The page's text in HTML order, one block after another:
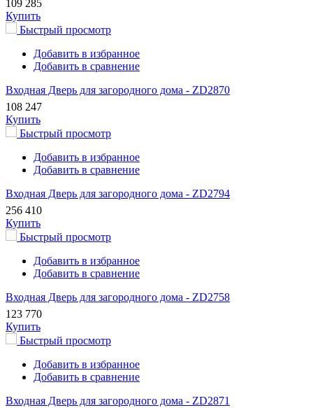
109 285
Купить
Быстрый просмотр
Добавить в избранное
Добавить в сравнение
Входная Дверь для загородного дома - ZD2870
108 247
Купить
Быстрый просмотр
Добавить в избранное
Добавить в сравнение
Входная Дверь для загородного дома - ZD2794
256 410
Купить
Быстрый просмотр
Добавить в избранное
Добавить в сравнение
Входная Дверь для загородного дома - ZD2758
123 770
Купить
Быстрый просмотр
Добавить в избранное
Добавить в сравнение
Входная Дверь для загородного дома - ZD2871